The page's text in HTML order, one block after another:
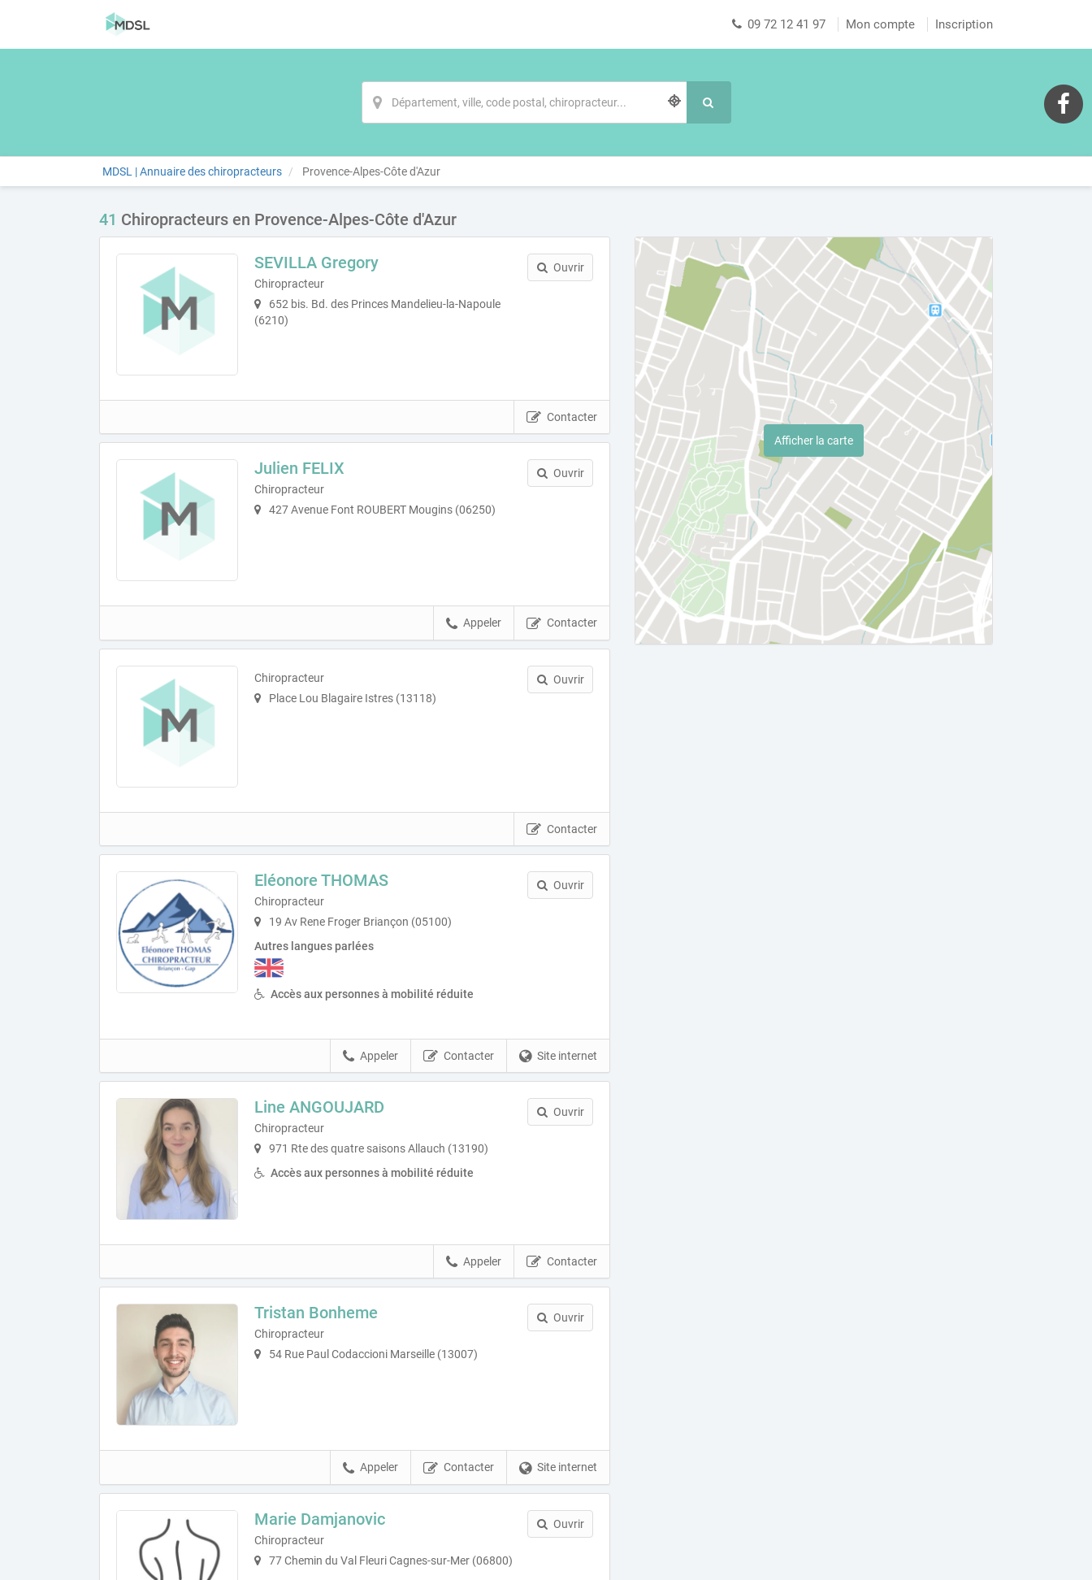
09 72 12 41 97 Mon compte Inscription
MDSL | Annuaire des chiropracteurs Provence-Alpes-Côte d'Azur
41 Chiropracteurs en Provence-Alpes-Côte d'Azur
SEVILLA Gregory
Chiropracteur
652 bis. Bd. des Princes Mandelieu-la-Napoule
(6210)
Ouvrir
Contacter
Julien FELIX
Chiropracteur
427 Avenue Font ROUBERT Mougins (06250)
Ouvrir
Contacter
Appeler
Chiropracteur
Place Lou Blagaire Istres (13118)
Ouvrir
Contacter
Eléonore THOMAS
Chiropracteur
19 Av Rene Froger Briançon (05100)
Autres langues parlées
Accès aux personnes à mobilité réduite
Ouvrir
Site internet
Contacter
Appeler
Line ANGOUJARD
Chiropracteur
971 Rte des quatre saisons Allauch (13190)
Accès aux personnes à mobilité réduite
Ouvrir
Contacter
Appeler
Tristan Bonheme
Chiropracteur
54 Rue Paul Codaccioni Marseille (13007)
Ouvrir
Site internet
Contacter
Appeler
Marie Damjanovic
Chiropracteur
77 Chemin du Val Fleuri Cagnes-sur-Mer (06800)
Ouvrir
Afficher la carte